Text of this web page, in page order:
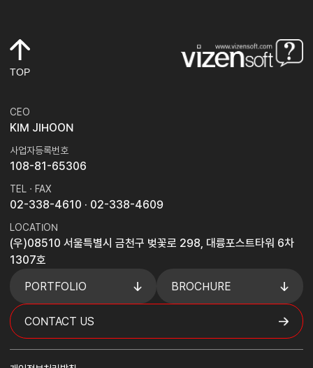
TOP
CEO
KIM JIHOON
사업자등록번호
108-81-65306
TEL · FAX
02-338-4610 · 02-338-4609
LOCATION
(우)08510 서울특별시 금천구 벚꽃로 298, 대륭포스트타워 6차
1307호
PORTFOLIO
BROCHURE
CONTACT US